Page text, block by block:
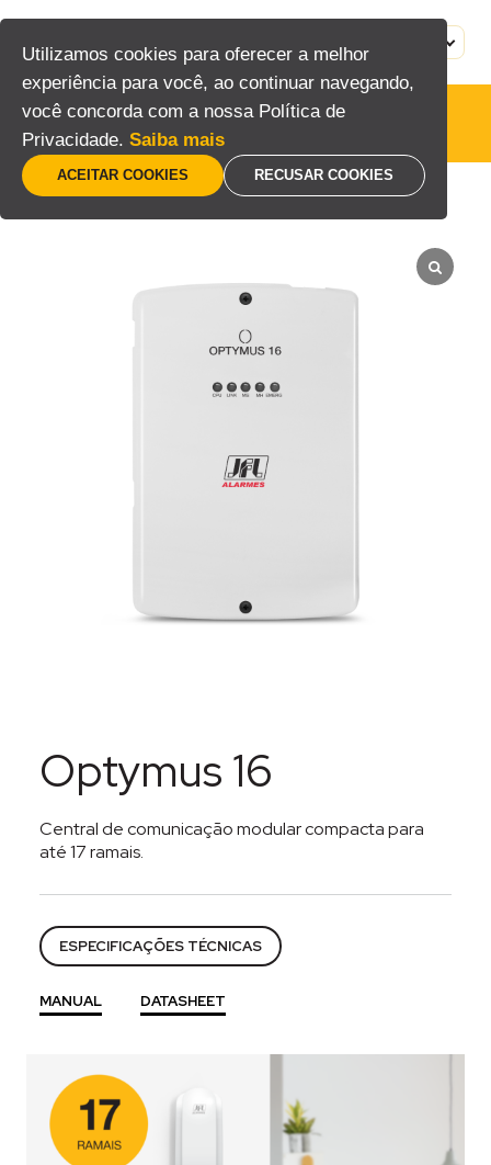
Utilizamos cookies para oferecer a melhor
experiência para você, ao continuar navegando,
você concorda com a nossa Política de
Privacidade. Saiba mais
RECUSAR COOKIES
ACEITAR COOKIES
conteúdo
Centrais de Comunicação
Home / Interfonia /
Centrais de Comunicação
Optymus 16
Central de comunicação modular compacta para
até 17 ramais.
ESPECIFICAÇÕES TÉCNICAS
MANUAL DATASHEET
Descrição